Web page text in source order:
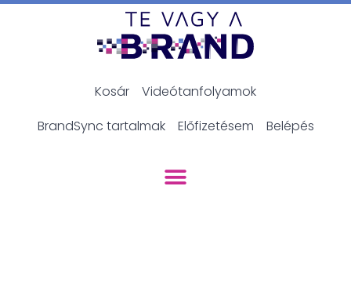
Kosár
Videótanfolyamok
BrandSync tartalmak
Előfizetésem Belépés